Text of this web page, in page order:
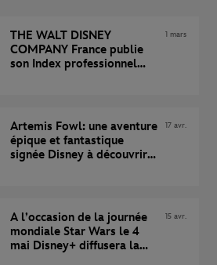
THE WALT DISNEY
COMPANY France publie
son Index professionnel
1 mars
Artemis Fowl: une aventure
épique et fantastique
signée Disney à découvrir
17 avr.
A l’occasion de la journée
mondiale Star Wars le 4
mai Disney+ diffusera la
15 avr.